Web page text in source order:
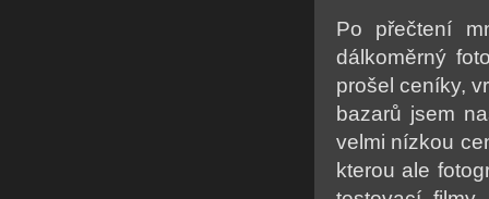
Po přečtení
dálkoměrný
prošel ceníky,
bazarů jsem
velmi nízkou
kterou ale